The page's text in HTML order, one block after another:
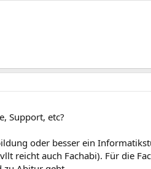
Support, etc?
oder besser ein
reicht auch Fachabi). Für die